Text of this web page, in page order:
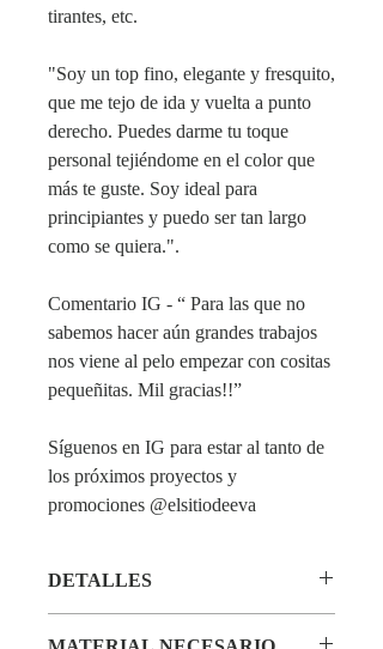
tirantes, etc.
"Soy un top fino, elegante y fresquito,
que me tejo de ida y vuelta a punto
derecho. Puedes darme tu toque
personal tejiéndome en el color que
más te guste. Soy ideal para
principiantes y puedo ser tan largo
como se quiera.".
Comentario IG - “ Para las que no
sabemos hacer aún grandes trabajos
nos viene al pelo empezar con cositas
pequeñitas. Mil gracias!!”
Síguenos en IG para estar al tanto de
los próximos proyectos y
promociones @elsitiodeeva
DETALLES